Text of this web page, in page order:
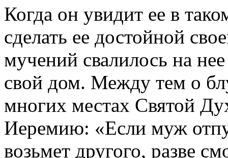
Когда он увидит ее в
сделать ее достойной
мучений свалилось на
свой дом. Между тем о
многих местах Святой
Иеремию: «Если муж
возьмет другого, разве